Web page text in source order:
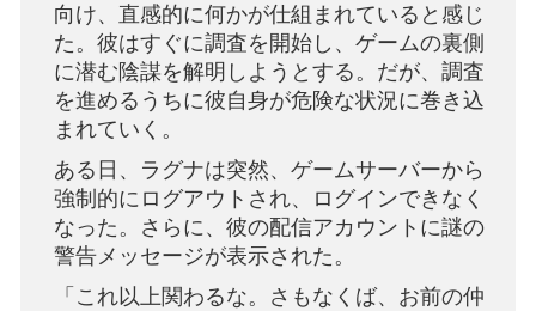
向け、直感的に何かが仕組まれていると感じ
た。彼はすぐに調査を開始し、ゲームの裏側
に潜む陰謀を解明しようとする。だが、調査
を進めるうちに彼自身が危険な状況に巻き込
まれていく。
ある日、ラグナは突然、ゲームサーバーから
強制的にログアウトされ、ログインできなく
なった。さらに、彼の配信アカウントに謎の
警告メッセージが表示された。
「これ以上関わるな。さもなくば、お前の仲